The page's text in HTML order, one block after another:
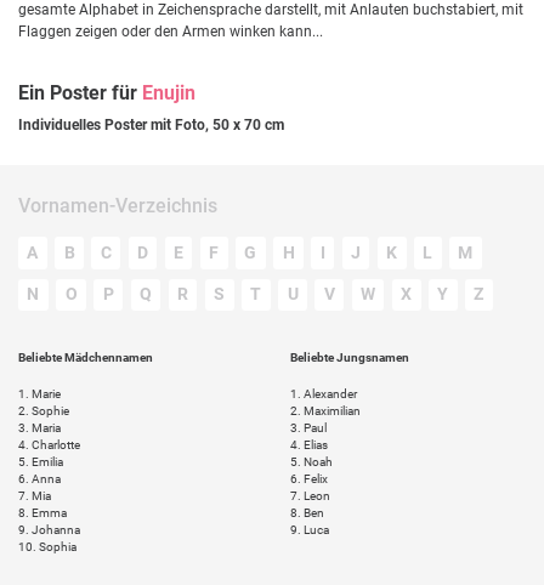
gesamte Alphabet in Zeichensprache darstellt, mit Anlauten buchstabiert, mit
Flaggen zeigen oder den Armen winken kann...
Ein Poster für Enujin
Individuelles Poster mit Foto, 50 x 70 cm
Vornamen-Verzeichnis
A B C D E F G H I J K L M
N O P Q R S T U V W X Y Z
Beliebte Mädchennamen
1.
Marie
2. Sophie
3. Maria
4. Charlotte
5. Emilia
6. Anna
7. Mia
8. Emma
9. Johanna
10. Sophia
Beliebte Jungsnamen
1.
Alexander
2. Maximilian
3. Paul
4. Elias
5. Noah
6. Felix
7. Leon
8. Ben
9. Luca